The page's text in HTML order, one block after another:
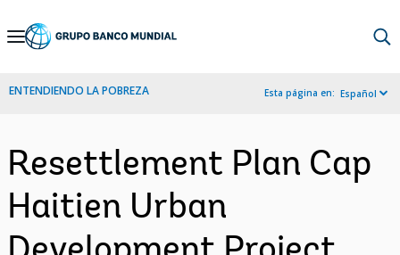
Skip
Navigation
ENTENDIENDO LA POBREZA Esta página en: Español
Resettlement Plan Cap
Haitien Urban